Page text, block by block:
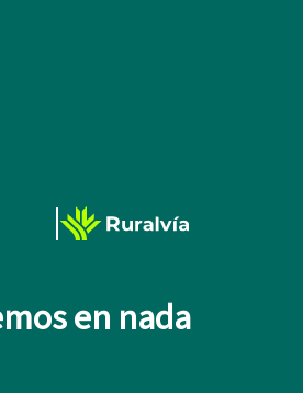
en nada